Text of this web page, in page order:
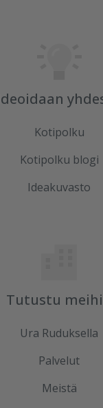
Kotipolku
Kotipolku blogi
Ideakuvasto
Tutustu
Ura Ruduksella
Palvelut
Meistä